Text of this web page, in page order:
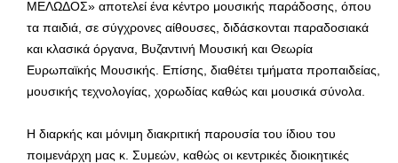
ΜΕΛΩΔΟΣ» αποτελεί ένα κέντρο μουσικής παράδοσης, όπου
τα παιδιά, σε σύγχρονες αίθουσες, διδάσκονται παραδοσιακά
και κλασικά όργανα, Βυζαντινή Μουσική και Θεωρία
Ευρωπαϊκής Μουσικής. Επίσης, διαθέτει τμήματα προπαιδείας,
μουσικής τεχνολογίας, χορωδίας καθώς και μουσικά σύνολα.
Η διαρκής και μόνιμη διακριτική παρουσία του ίδιου του
ποιμενάρχη μας κ. Συμεών, καθώς οι κεντρικές διοικητικές